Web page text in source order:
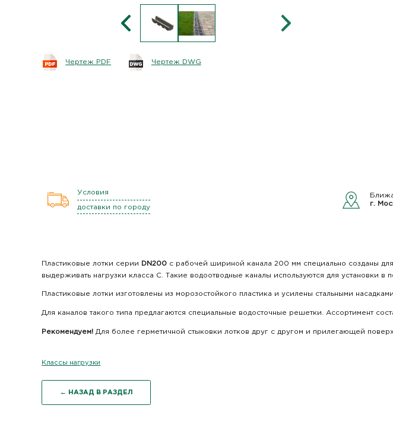
Чертеж PDF Чертеж DWG
Условия
доставки по городу
г.
Пластиковые лотки серии DN200 с рабочей шириной канала 200 мм специально созданы
выдерживать нагрузки класса C. Такие водоотводные каналы используются для установки
Пластиковые лотки изготовлены из морозостойкого пластика и усилены стальными
Для каналов такого типа предлагаются специальные водосточные решетки. Ассортимент
Рекомендуем! Для более герметичной стыковки лотков друг с другом и прилегающей
Классы нагрузки
← НАЗАД В РАЗДЕЛ